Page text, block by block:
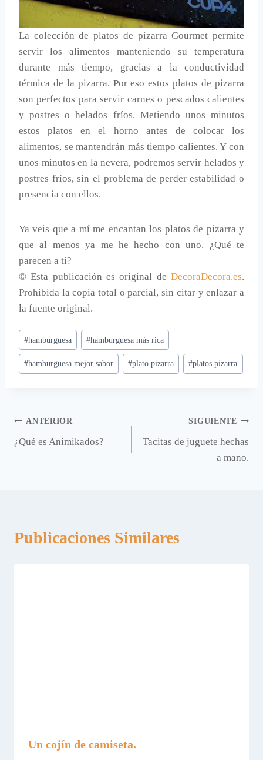
La colección de platos de pizarra Gourmet permite
servir los alimentos manteniendo su temperatura
durante más tiempo, gracias a la conductividad
térmica de la pizarra. Por eso estos platos de pizarra
son perfectos para servir carnes o pescados calientes
y postres o helados fríos. Metiendo unos minutos
estos platos en el horno antes de colocar los
alimentos, se mantendrán más tiempo calientes. Y con
unos minutos en la nevera, podremos servir helados y
postres fríos, sin el problema de perder estabilidad o
presencia con ellos.
Ya veis que a mí me encantan los platos de pizarra y
que al menos ya me he hecho con uno. ¿Qué te
parecen a ti?
© Esta publicación es original de DecoraDecora.es.
Prohibida la copia total o parcial, sin citar y enlazar a
la fuente original.
Etiquetas
de
la
#hamburguesa #hamburguesa más rica
#hamburguesa mejor sabor #plato pizarra #platos pizarra
Navegación
de
ANTERIOR
¿Qué es Animikados?
SIGUIENTE
Tacitas de juguete hechas
a mano.
Publicaciones Similares
Un cojín de camiseta.